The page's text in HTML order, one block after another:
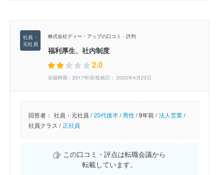
株式会社ディー・アップの口コミ・評判
福利厚生、社内制度
2.0
在籍時期：2017年頃/投稿日： 2023年4月23日
回答者： 社員・元社員 / 20代後半/男性/9年前 / 法人営業/
社員クラス / 正社員
この口コミ・評点は転職会議から
転載しています。